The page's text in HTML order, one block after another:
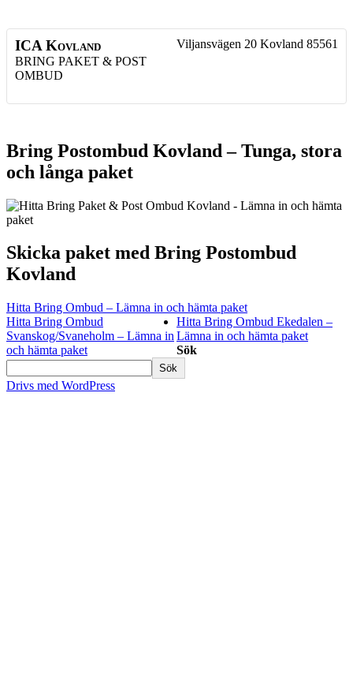
ICA Kovland
BRING PAKET & POST
OMBUD
Viljansvägen 20 Kovland 85561
Bring Postombud Kovland – Tunga, stora
och långa paket
Skicka paket med Bring Postombud
Kovland
Hitta Bring Ombud – Lämna in och hämta paket
Hitta Bring Ombud
Svanskog/Svaneholm – Lämna in
och hämta paket
Hitta Bring Ombud Ekedalen –
Lämna in och hämta paket
Sök
Sök
Drivs med WordPress